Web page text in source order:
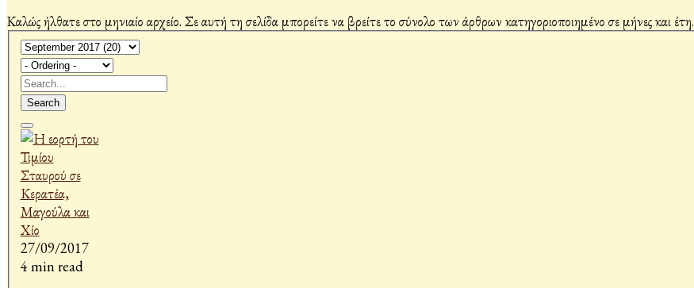
Καλώς ήλθατε στο μηνιαίο αρχείο. Σε αυτή τη σελίδα μπορείτε να βρείτε το σύνολο των άρθρων κατηγοριοποιημένο σε μήνες και έτη.
Search
27/09/2017
4 min read